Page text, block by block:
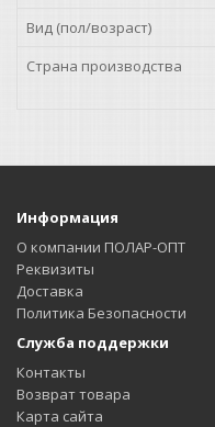
Вид (пол/возраст)
Страна производства
Информация
О компании ПОЛАР-ОПТ
Реквизиты
Доставка
Политика Безопасности
Служба поддержки
Контакты
Возврат товара
Карта сайта